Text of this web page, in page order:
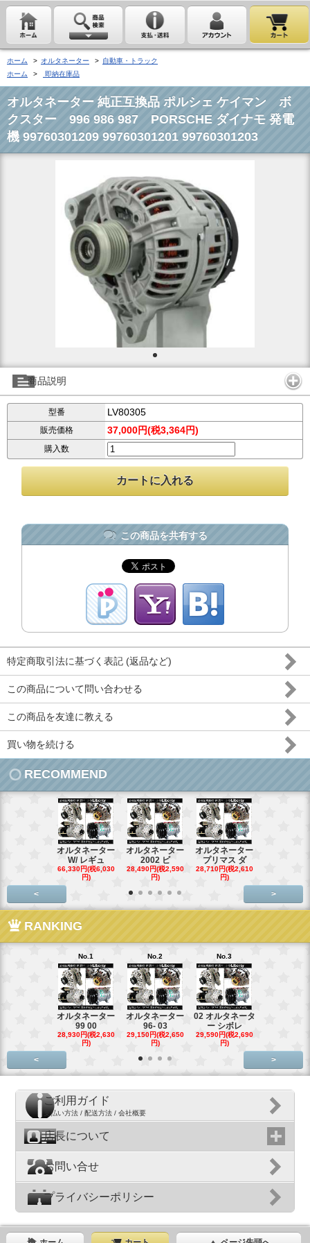
ホーム > オルタネーター > 自動車・トラック
ホーム
> 即納在庫品
オルタネーター 純正互換品 ポルシェ ケイマン ボ
クスター 996 986 987 PORSCHE ダイナモ 発電
機 99760301209 99760301201 99760301203
商品説明
型番 LV80305
販売価格 37,000円(税3,364円)
購入数
この商品を共有する
特定商取引法に基づく表記 (返品など)
この商品について問い合わせる
この商品を友達に教える
買い物を続ける
RECOMMEND
オルタネーター
W/ レギュ
66,330円(税6,030
円)
オルタネーター
2002 ビ
28,490円(税2,590
円)
オルタネーター
プリマス ダ
28,710円(税2,610
円)
< >
RANKING
No.1
オルタネーター
99 00
28,930円(税2,630
円)
No.2
オルタネーター
96- 03
29,150円(税2,650
円)
No.3
02 オルタネータ
ー シボレ
29,590円(税2,690
円)
< >
ご利用ガイド
支払い方法 / 配送方法 / 会社概要
店長について
お問い合せ
プライバシーポリシー